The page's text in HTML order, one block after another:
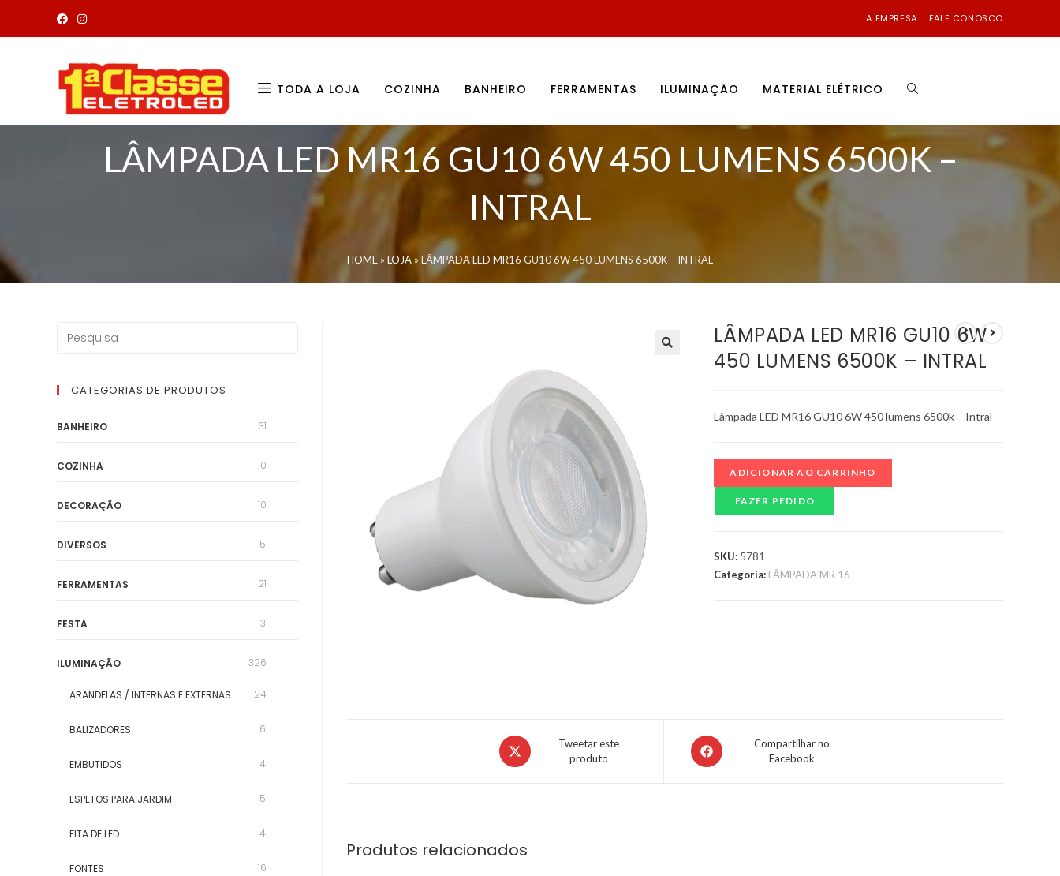
A EMPRESA FALE CONOSCO
TODA A LOJA COZINHA BANHEIRO FERRAMENTAS ILUMINAÇÃO MATERIAL ELÉTRICO
LÂMPADA LED MR16 GU10 6W 450 LUMENS 6500K –
INTRAL
HOME » LOJA » LÂMPADA LED MR16 GU10 6W 450 LUMENS 6500K – INTRAL
LÂMPADA LED MR16 GU10 6W
450 LUMENS 6500K – INTRAL
Lâmpada LED MR16 GU10 6W 450 lumens 6500k – Intral
ADICIONAR AO CARRINHO
FAZER PEDIDO
SKU: 5781
Categoria: LÂMPADA MR 16
Tweetar este
produto
Compartilhar no
Facebook
Produtos relacionados
CATEGORIAS DE PRODUTOS
BANHEIRO 31
COZINHA 10
DECORAÇÃO 10
DIVERSOS 5
FERRAMENTAS 21
FESTA 3
ILUMINAÇÃO 326
ARANDELAS / INTERNAS E EXTERNAS 24
BALIZADORES 6
EMBUTIDOS 4
ESPETOS PARA JARDIM 5
FITA DE LED 4
FONTES 16